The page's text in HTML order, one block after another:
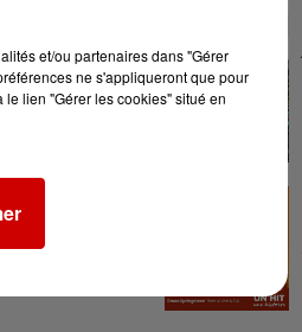
était très
Détenir un
et/ou partenaires dans "Gérer
ne s'appliqueront que pour
lien "Gérer les cookies" situé en